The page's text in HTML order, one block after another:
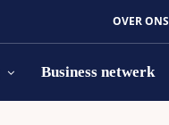
OVER ONS
Business netwerk